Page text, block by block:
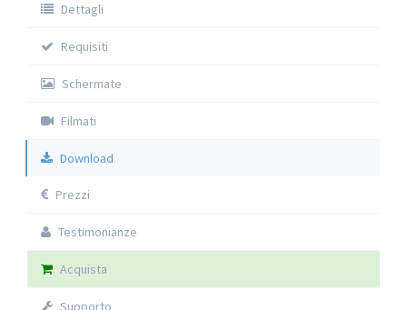
Dettagli
Requisiti
Schermate
Filmati
Download
Prezzi
Testimonianze
Acquista
Supporto